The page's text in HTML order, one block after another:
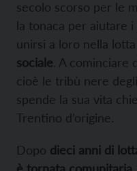
secolo scorso per le
la tonaca per aiutare i
unirsi a loro nella
sociale. A cominciare
cioè le tribù nere
spende la sua vita
Trentino d’origine.
Dopo dieci anni di